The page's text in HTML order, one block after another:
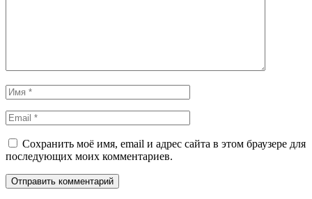
Сохранить моё имя, email и адрес сайта в этом браузере для
последующих моих комментариев.